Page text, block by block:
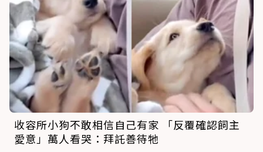
收容所小狗不敢相信自己有家 「反覆確認飼主
愛意」萬人看哭：拜託善待牠